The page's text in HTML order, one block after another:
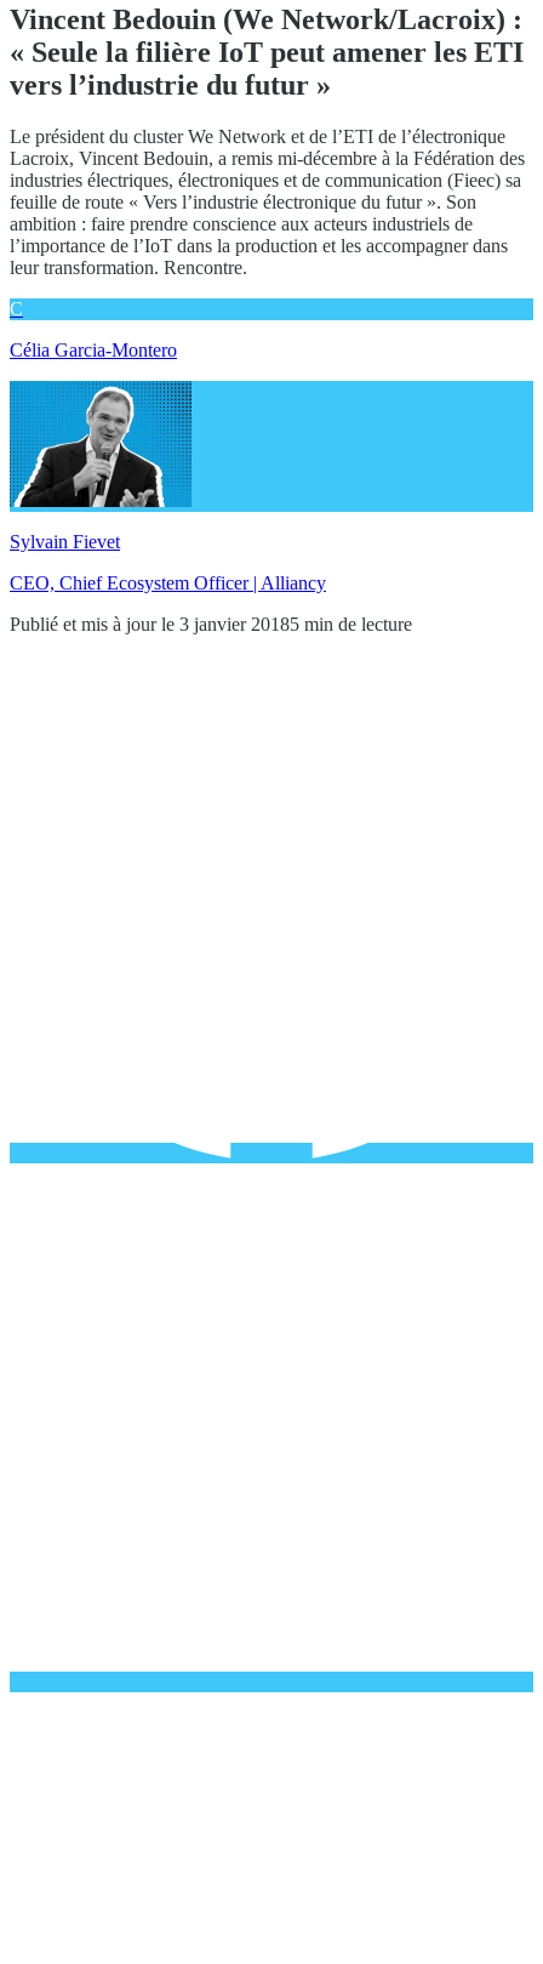
Vincent Bedouin (We Network/Lacroix) :
« Seule la filière IoT peut amener les ETI
vers l’industrie du futur »
Le président du cluster We Network et de l’ETI de l’électronique
Lacroix, Vincent Bedouin, a remis mi-décembre à la Fédération des
industries électriques, électroniques et de communication (Fieec) sa
feuille de route « Vers l’industrie électronique du futur ». Son
ambition : faire prendre conscience aux acteurs industriels de
l’importance de l’IoT dans la production et les accompagner dans
leur transformation. Rencontre.
C
Célia Garcia-Montero
Sylvain Fievet
CEO, Chief Ecosystem Officer | Alliancy
Publié et mis à jour le 3 janvier 20185 min de lecture